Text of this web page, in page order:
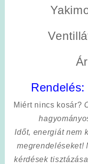
Rendelés:
Miért nincs kosár?
Időt, energiát nem
megrendeléseket!
kérdések